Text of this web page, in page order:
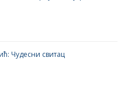
Чудесни свитац